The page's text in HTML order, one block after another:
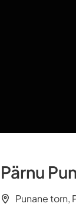
Pärnu
Punane torn,